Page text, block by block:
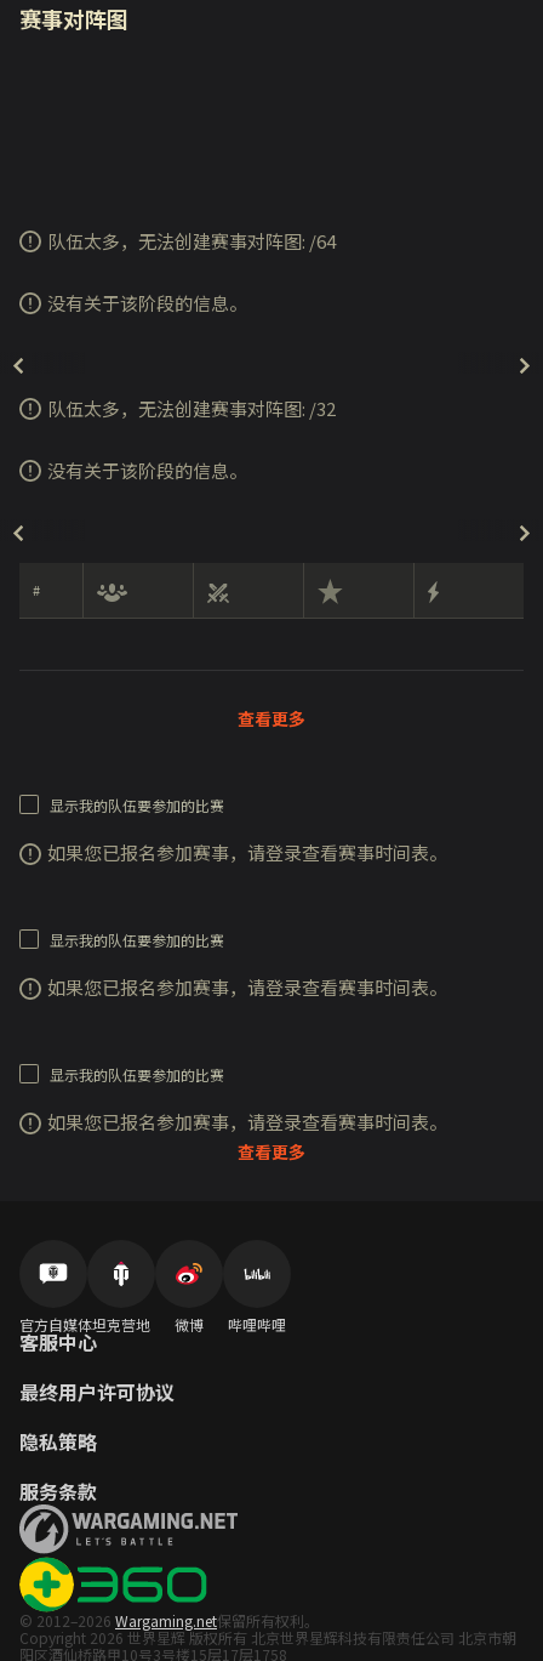
赛事对阵图
队伍太多，无法创建赛事对阵图: /64
没有关于该阶段的信息。
队伍太多，无法创建赛事对阵图: /32
没有关于该阶段的信息。
#
查看更多
显示我的队伍要参加的比赛
如果您已报名参加赛事，请登录查看赛事时间表。
显示我的队伍要参加的比赛
如果您已报名参加赛事，请登录查看赛事时间表。
显示我的队伍要参加的比赛
如果您已报名参加赛事，请登录查看赛事时间表。
查看更多
官方自媒体坦克营地 微博 哔哩哔哩
客服中心
最终用户许可协议
隐私策略
服务条款
© 2012–2026 Wargaming.net保留所有权利。
Copyright 2026 世界星辉 版权所有 北京世界星辉科技有限责任公司 北京市朝
阳区酒仙桥路甲10号3号楼15层17层1758